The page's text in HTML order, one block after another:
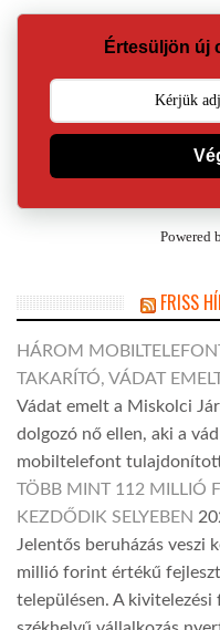
Értesüljön új
Powered
FRISS
HÁROM
TAKARÍTÓ, VÁDAT
Vádat emelt a Miskolci
dolgozó nő ellen, aki a
mobiltelefont
TÖBB MINT 112 MILLIÓ
KEZDŐDIK SELYEBEN
Jelentős beruházás veszi
millió forint értékű
településen. A